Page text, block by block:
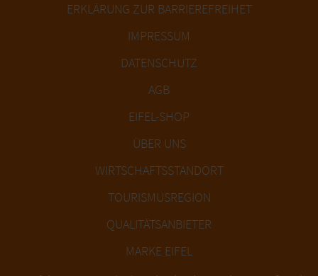
ERKLÄRUNG ZUR BARRIEREFREIHET
IMPRESSUM
DATENSCHUTZ
AGB
EIFEL-SHOP
ÜBER UNS
WIRTSCHAFTSSTANDORT
TOURISMUSREGION
QUALITÄTSANBIETER
MARKE EIFEL